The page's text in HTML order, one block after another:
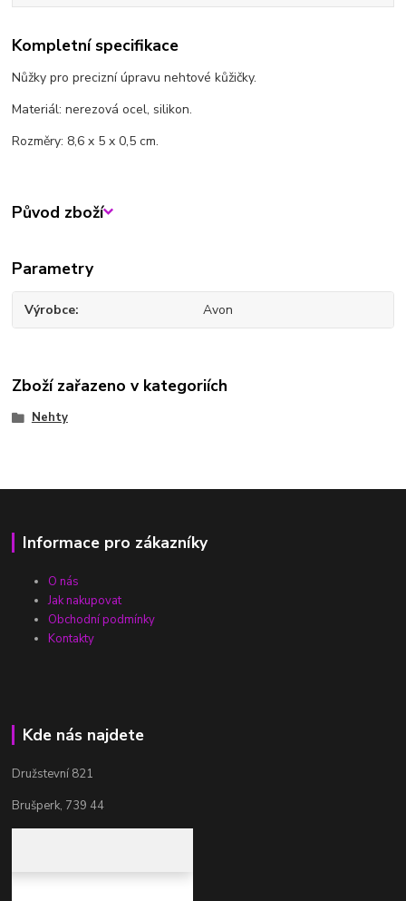
Kompletní specifikace
Nůžky pro precizní úpravu nehtové kůžičky.
Materiál: nerezová ocel, silikon.
Rozměry: 8,6 x 5 x 0,5 cm.
Původ zboží
Parametry
Výrobce Avon
Zboží zařazeno v kategoriích
Nehty
Informace pro zákazníky
O nás
Jak nakupovat
Obchodní podmínky
Kontakty
Kde nás najdete
Družstevní 821
Brušperk, 739 44